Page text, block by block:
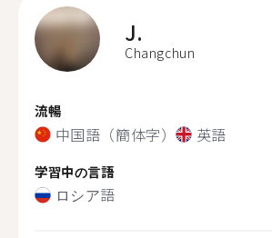
J.
Changchun
流暢
中国語（簡体字） 英語
学習中の言語
ロシア語